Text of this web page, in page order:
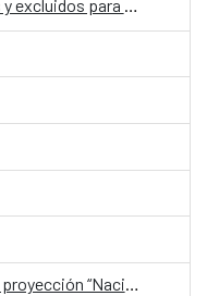
Listado provisional de admitidos y excluidos para la Embajada de España
Club de Lectura | Conversatorio + proyección “Nación Guaraní”